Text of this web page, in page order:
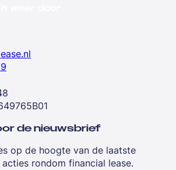
de nieuwsbrief
op de hoogte van de laatste
rondom financial lease.